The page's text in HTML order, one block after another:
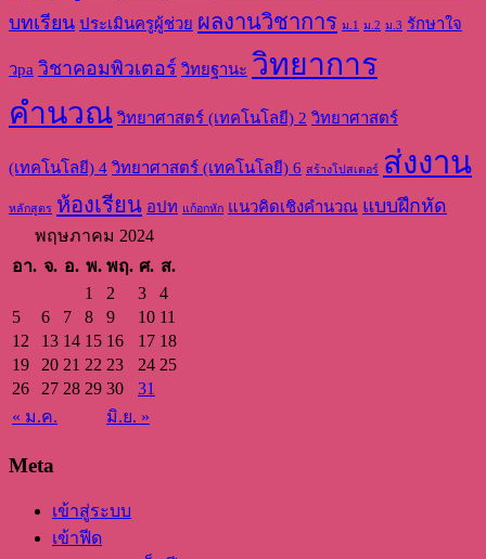
บทเรียน ประเมินครูผู้ช่วย ผลงานวิชาการ ม.1 ม.2 ม.3 รักษาใจ
วpa วิชาคอมพิวเตอร์ วิทยฐานะ วิทยาการ
คำนวณ วิทยาศาสตร์ (เทคโนโลยี) 2 วิทยาศาสตร์
(เทคโนโลยี) 4 วิทยาศาสตร์ (เทคโนโลยี) 6 สร้างโปสเตอร์ ส่งงาน
หลักสูตร ห้องเรียน อปท แก้อกหัก แนวคิดเชิงคำนวณ แบบฝึกหัด
พฤษภาคม 2024
อา. จ. อ. พ. พฤ. ศ. ส.
« ม.ค. มิ.ย. »
1 2 3
4
5
6 7 8 9 10 11
12
13 14 15 16 17 18
19
20 21 22 23 24 25
26
27 28 29 30 31
Meta
เข้าสู่ระบบ
เข้าฟีด